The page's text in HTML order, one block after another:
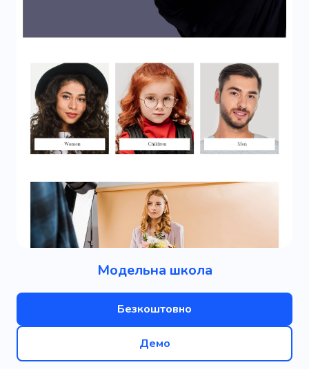
Модельна школа
Безкоштовно
Демо